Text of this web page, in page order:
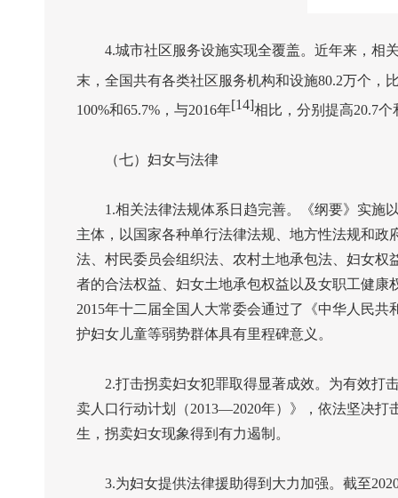
4.城市社区服务设施实现全覆盖。近年来，相
末，全国共有各类社区服务机构和设施80.2万个，
100%和65.7% ，与2016年[14]相比，分别提高20.7个
（七）妇女与法律
1.相关法律法规体系日趋完善。《纲要》实施
主体，以国家各种单行法律法规、地方性法规和
法、村民委员会组织法、农村土地承包法、妇女
者的合法权益、妇女土地承包权益以及女职工健
2015年十二届全国人大常委会通过了《中华人民
护妇女儿童等弱势群体具有里程碑意义。
2.打击拐卖妇女犯罪取得显著成效。为有效打
卖人口行动计划（2013—2020年）》，依法坚决打
生，拐卖妇女现象得到有力遏制。
3.为妇女提供法律援助得到大力加强。截至